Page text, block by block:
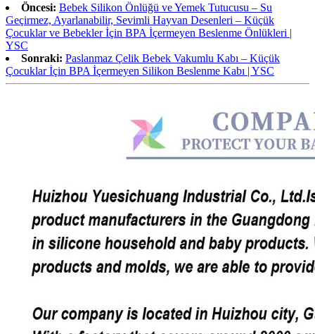
Öncesi: Bebek Silikon Önlüğü ve Yemek Tutucusu – Su
Geçirmez, Ayarlanabilir, Sevimli Hayvan Desenleri – Küçük
Çocuklar ve Bebekler İçin BPA İçermeyen Beslenme Önlükleri |
YSC
Sonraki: Paslanmaz Çelik Bebek Vakumlu Kabı – Küçük
Çocuklar İçin BPA İçermeyen Silikon Beslenme Kabı | YSC